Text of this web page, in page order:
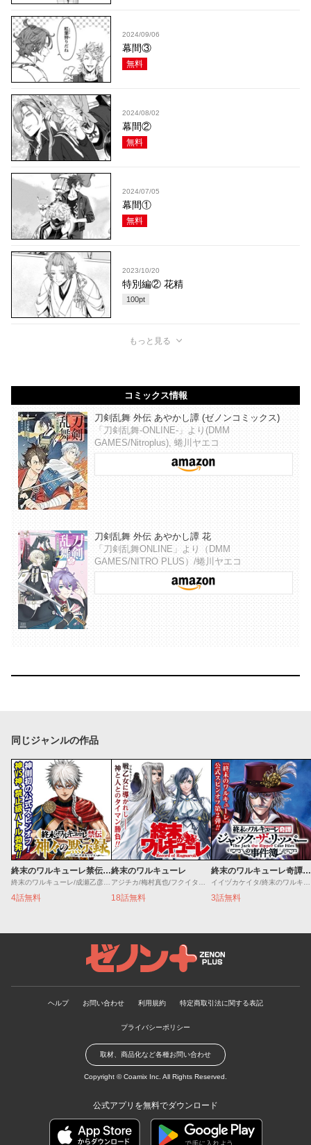
2024/09/06
幕間③
無料
2024/08/02
幕間②
無料
2024/07/05
幕間①
無料
2023/10/20
特別編② 花精
100pt
もっと見る
コミックス情報
刀剣乱舞 外伝 あやかし譚 (ゼノンコミックス)
「刀剣乱舞-ONLINE-」より(DMM
GAMES/Nitroplus), 蜷川ヤエコ
刀剣乱舞 外伝 あやかし譚 花
「刀剣乱舞ONLINE」より（DMM
GAMES/NITRO PLUS）/蜷川ヤエコ
同じジャンルの作品
終末のワルキューレ禁伝 神々の黙示録
終末のワルキューレ/成瀬乙彦/岡本一兵
4話無料
終末のワルキューレ
アジチカ/梅村真也/フクイタクミ
18話無料
終末のワルキューレ奇譚 ジャック・ザ・リッパーの事件簿
イイヅカケイタ/終末のワルキューレ
3話無料
ゼノンプラス
ヘルプ お問い合わせ 利用規約 特定商取引法に関する表記
プライバシーポリシー
取材、商品化など各種お問い合わせ
Copyright ©Coamix Inc. All Rights Reserved.
公式アプリを無料でダウンロード